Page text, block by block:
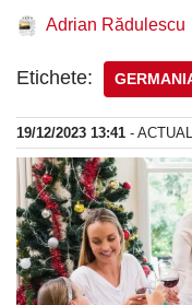
Adrian Rădulescu
Etichete:
19/12/2023 13:41 -